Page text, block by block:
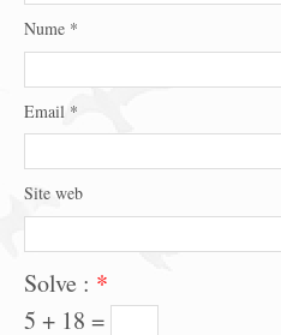
Nume *
Email *
Site web
Solve : *
5 + 18 =